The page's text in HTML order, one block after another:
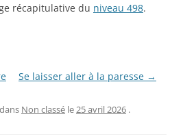
récapitulative du niveau 498.
Se laisser aller à la paresse →
Non classé le25 avril 2026 .